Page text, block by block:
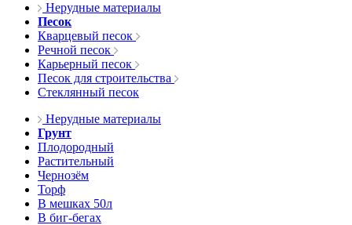
Нерудные материалы
Песок
Кварцевый песок
Речной песок
Карьерный песок
Песок для строительства
Стеклянный песок
Нерудные материалы
Грунт
Плодородный
Растительный
Чернозём
Торф
В мешках 50л
В биг-бегах